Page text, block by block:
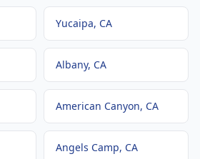
Yucaipa, CA
Albany, CA
American Canyon, CA
Angels Camp, CA